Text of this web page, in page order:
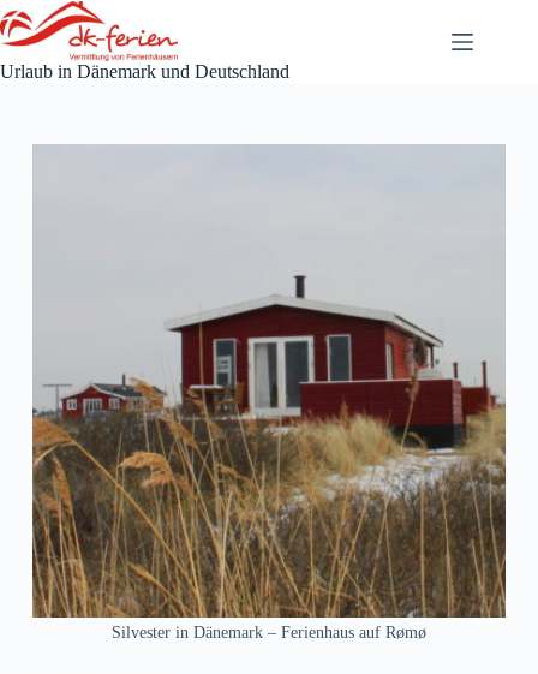
Zum
Inhalt
springen
Urlaub in Dänemark und Deutschland
Silvester in Dänemark – Ferienhaus auf Rømø